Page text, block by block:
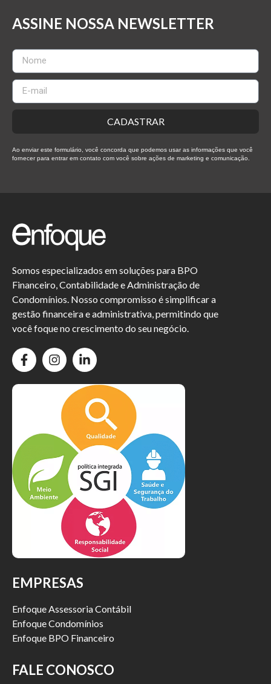
ASSINE NOSSA NEWSLETTER
CADASTRAR
Ao enviar este formulário, você concorda que podemos usar as informações que você
fornecer para entrar em contato com você sobre ações de marketing e comunicação.
Somos especializados em soluções para BPO
Financeiro, Contabilidade e Administração de
Condomínios. Nosso compromisso é simplificar a
gestão financeira e administrativa, permitindo que
você foque no crescimento do seu negócio.
EMPRESAS
Enfoque Assessoria Contábil
Enfoque Condomínios
Enfoque BPO Financeiro
FALE CONOSCO